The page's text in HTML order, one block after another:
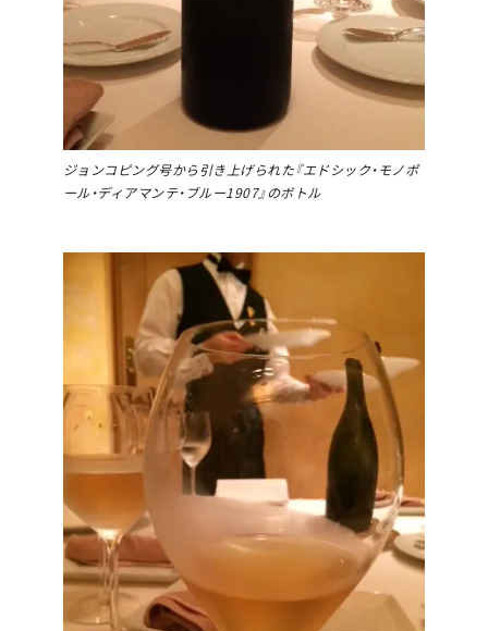
ジョンコピング号から引き上げられた『エドシック・モノポ
ール・ディアマンテ・ブルー1907』のボトル